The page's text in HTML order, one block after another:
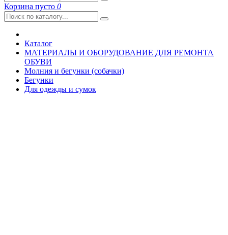
Корзина пусто 0
Каталог
МАТЕРИАЛЫ И ОБОРУДОВАНИЕ ДЛЯ РЕМОНТА
ОБУВИ
Молния и бегунки (собачки)
Бегунки
Для одежды и сумок